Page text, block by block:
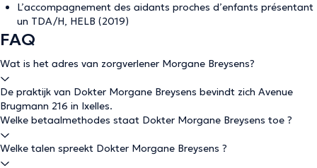
L’accompagnement des aidants proches d’enfants présentant
un TDA/H, HELB (2019)
FAQ
Wat is het adres van zorgverlener Morgane Breysens?
De praktijk van Dokter Morgane Breysens bevindt zich Avenue
Brugmann 216 in Ixelles.
Welke betaalmethodes staat Dokter Morgane Breysens toe ?
Welke talen spreekt Dokter Morgane Breysens ?